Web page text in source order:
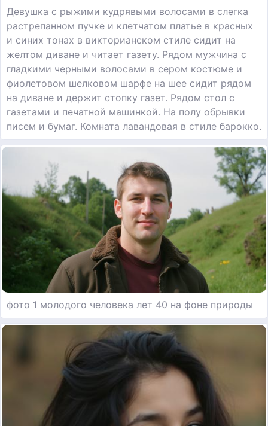
Девушка с рыжими кудрявыми волосами в слегка
растрепанном пучке и клетчатом платье в красных
и синих тонах в викторианском стиле сидит на
желтом диване и читает газету. Рядом мужчина с
гладкими черными волосами в сером костюме и
фиолетовом шелковом шарфе на шее сидит рядом
на диване и держит стопку газет. Рядом стол с
газетами и печатной машинкой. На полу обрывки
писем и бумаг. Комната лавандовая в стиле барокко.
фото 1 молодого человека лет 40 на фоне природы